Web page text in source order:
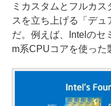
ミカスタムとフルカ
スを立ち上げる「デ
だ。例えば、Intelのセ
m系CPUコアを使った